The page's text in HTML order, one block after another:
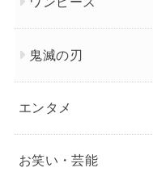
鬼滅の刃
エンタメ
お笑い・芸能